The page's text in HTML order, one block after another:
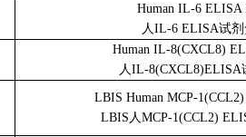
Human IL-6 ELISA
人IL-6 ELISA试剂
Human IL-8(CXCL8)
人IL-8(CXCL8)ELISA
LBIS Human MCP-
LBIS人MCP-1(CCL2)